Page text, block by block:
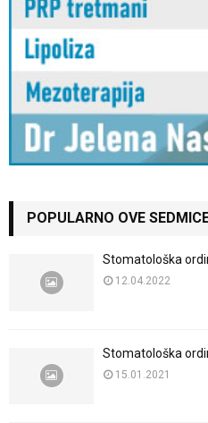
POPULARNO OVE
Stomatološka
12.04.2022
Stomatološka
15.01.2021